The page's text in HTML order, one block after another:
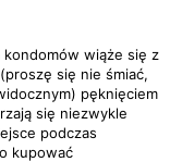
wiąże się z
się nie śmiać,
pęknięciem
się niezwykle
podczas
kupować